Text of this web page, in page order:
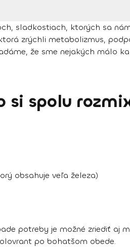
sladkostiach, ktorých sa
zrýchli metabolizmus,
že sme nejakých málo
si spolu
obsahuje veľa železa)
potreby je možné zriediť aj
po bohatšom obede.